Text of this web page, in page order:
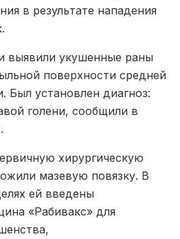
в результате нападения
выявили укушенные раны
поверхности средней
Был установлен диагноз:
голени, сообщили в
хирургическую
мазевую повязку. В
ей введены
«Рабивакс» для